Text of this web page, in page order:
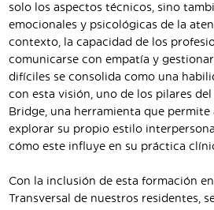
solo los aspectos técnicos, sino
emocionales y psicológicas de la
contexto, la capacidad de los
comunicarse con empatía y
difíciles se consolida como una
con esta visión, uno de los pilares del
Bridge, una herramienta que
explorar su propio estilo
cómo este influye en su práctica
Con la inclusión de esta formación
Transversal de nuestros residentes,